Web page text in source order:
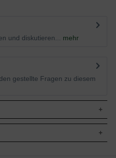
und diskutieren...
mehr
gestellte Fragen zu diesem
Malus domestica 'James